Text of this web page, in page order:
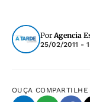
PorAgencia
25/02/2011 -
OUÇA COMPARTILHE